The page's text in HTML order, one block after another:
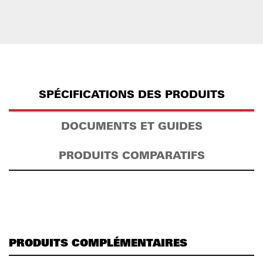
SPÉCIFICATIONS DES PRODUITS
DOCUMENTS ET GUIDES
PRODUITS COMPARATIFS
PRODUITS COMPLÉMENTAIRES